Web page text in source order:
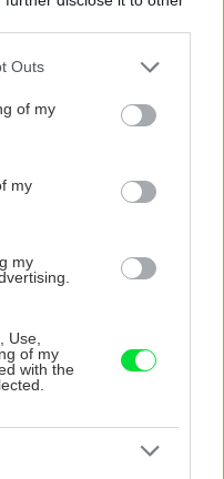
one or more Google
You may click to
its third-party tags to
in below Google
Outs
of my
my
my
Use,
of my
with the
povolenia na stavbu